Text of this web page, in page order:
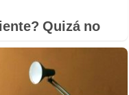
Quizá no